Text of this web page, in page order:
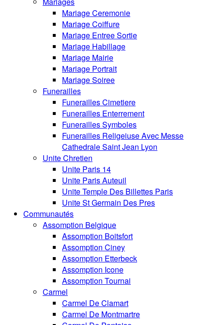
Mariage Ceremonie
Mariage Coiffure
Mariage Entree Sortie
Mariage Habillage
Mariage Mairie
Mariage Portrait
Mariage Soiree
Funerailles
Funerailles Cimetiere
Funerailles Enterrement
Funerailles Symboles
Funerailles Religeiuse Avec Messe
Cathedrale Saint Jean Lyon
Unite Chretien
Unite Paris 14
Unite Paris Auteuil
Unite Temple Des Billettes Paris
Unite St Germain Des Pres
Communautés
Assomption Belgique
Assomption Boitsfort
Assomption Ciney
Assomption Etterbeck
Assomption Icone
Assomption Tournai
Carmel
Carmel De Clamart
Carmel De Montmartre